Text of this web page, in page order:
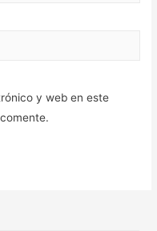
y web en este